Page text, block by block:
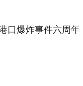
口爆炸事件六周年